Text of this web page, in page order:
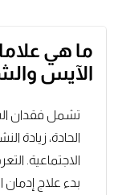
ما هي
الآيس
تشمل فقدان
الحادة، زيادة
الاجتماعية.
بدء علاج إدمان